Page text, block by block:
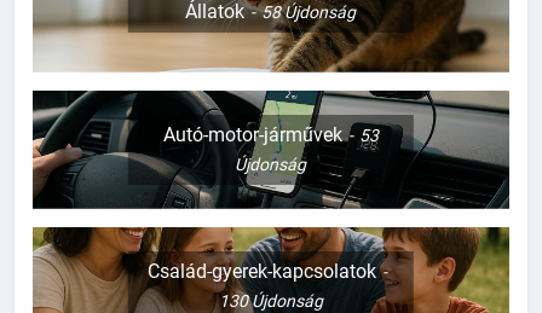
Állatok 58Újdonság
Autó-motor-járművek
53
Újdonság
Család-gyerek-kapcsolatok
130Újdonság